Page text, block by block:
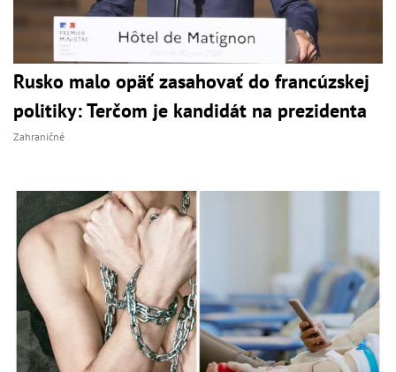
Rusko malo opäť zasahovať do francúzskej
politiky: Terčom je kandidát na prezidenta
Zahraničné